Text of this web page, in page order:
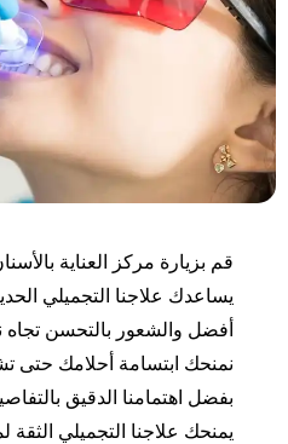
قم بزيارة مركز العناية
يساعدك علاجنا التجميلي
أفضل والشعور بالتحسن
نمنحك ابتسامة أحلامك حتى
بفضل اهتمامنا الدقيق
يمنحك علاجنا التجميلي الثقة